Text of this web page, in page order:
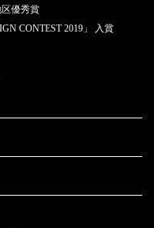
優秀賞
CONTEST 2019」 入賞